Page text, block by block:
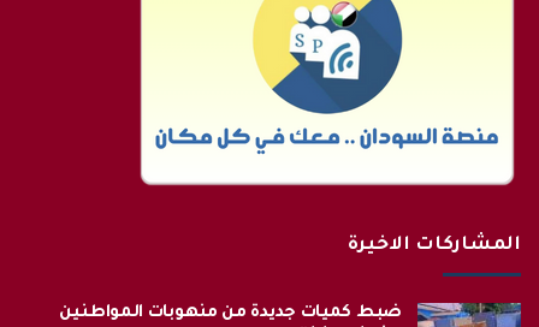
المشاركات الاخيرة
ضبط كميات جديدة من منهوبات المواطنين